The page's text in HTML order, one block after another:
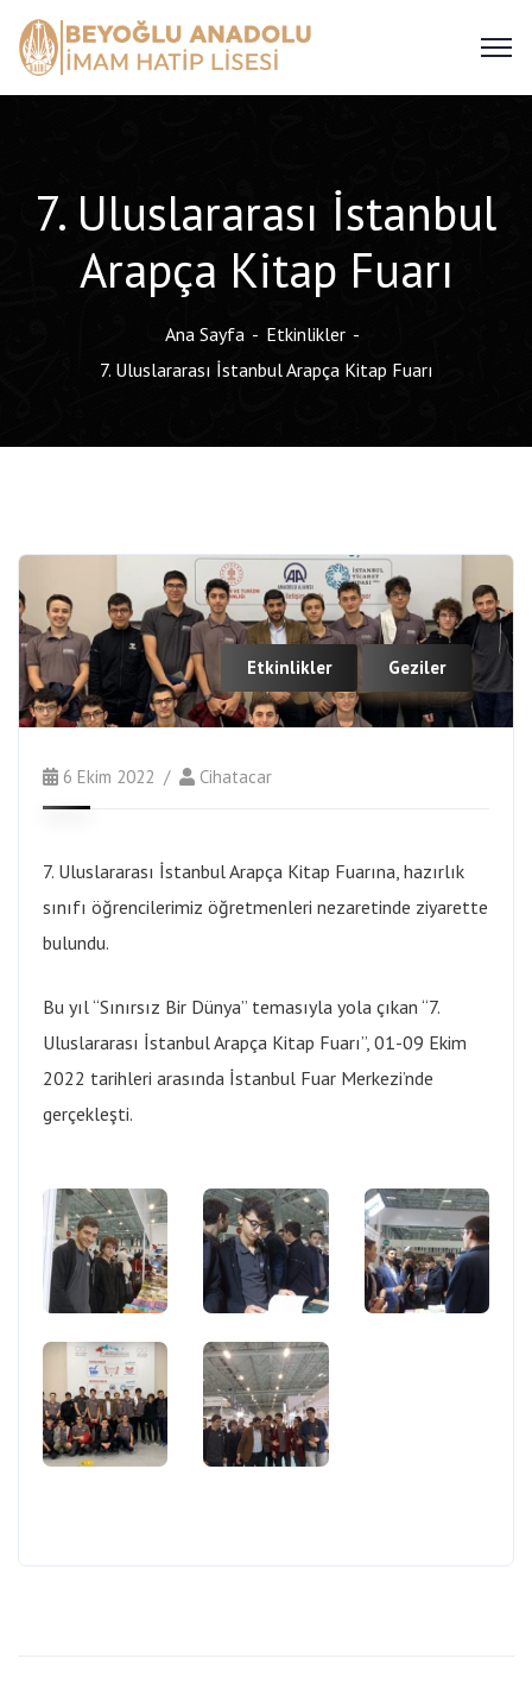
7. Uluslararası İstanbul
Arapça Kitap Fuarı
Ana Sayfa
Etkinlikler
7. Uluslararası İstanbul Arapça Kitap Fuarı
Etkinlikler Geziler
6 Ekim 2022 Cihatacar
7. Uluslararası İstanbul Arapça Kitap Fuarına, hazırlık
sınıfı öğrencilerimiz öğretmenleri nezaretinde ziyarette
bulundu.
Bu yıl “Sınırsız Bir Dünya” temasıyla yola çıkan “7.
Uluslararası İstanbul Arapça Kitap Fuarı”, 01-09 Ekim
2022 tarihleri arasında İstanbul Fuar Merkezi’nde
gerçekleşti.